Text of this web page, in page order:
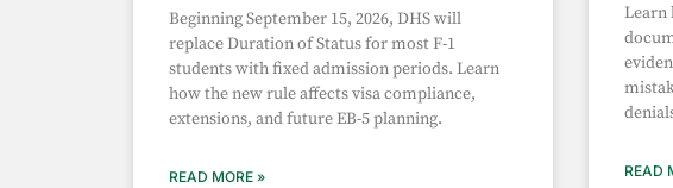
Beginning September 15, 2026, DHS will
replace Duration of Status for most F-1
students with fixed admission periods. Learn
how the new rule affects visa compliance,
extensions, and future EB-5 planning.
READ MORE »
Learn
READ